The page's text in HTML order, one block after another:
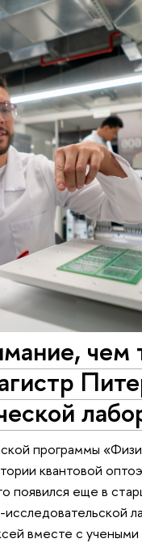
чем
программы
квантовой
появился еще в
вместе с